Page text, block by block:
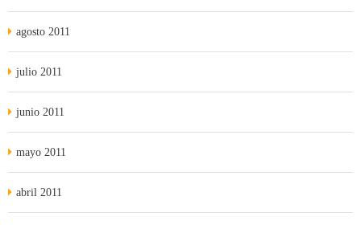
agosto 2011
julio 2011
junio 2011
mayo 2011
abril 2011